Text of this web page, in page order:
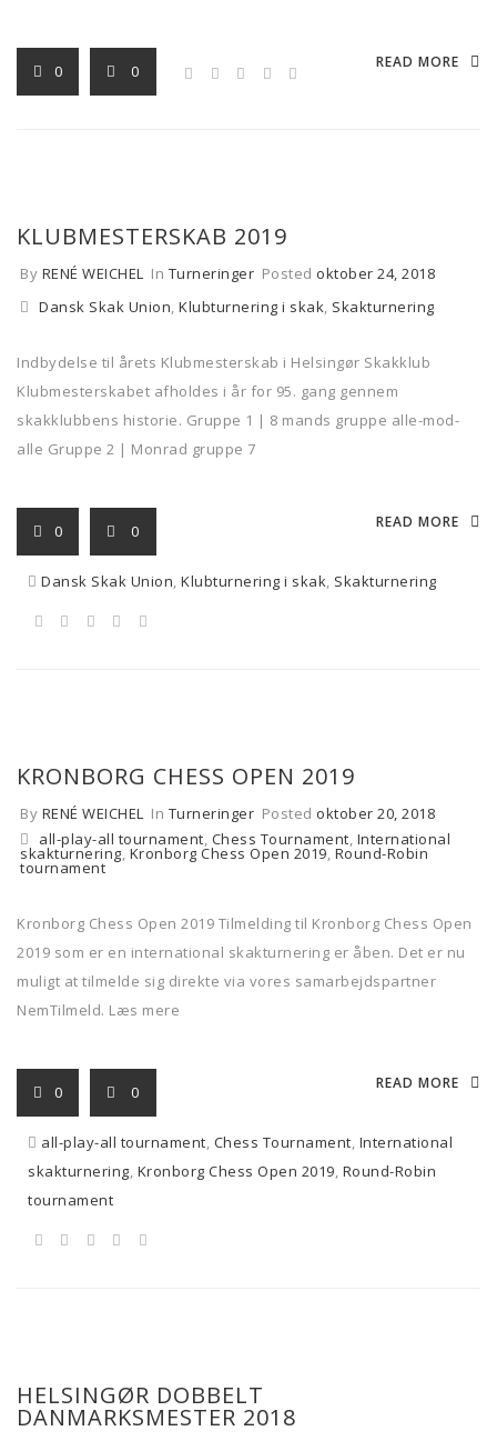
READ MORE
0 0
KLUBMESTERSKAB 2019
By RENÉ WEICHEL In Turneringer Posted oktober 24, 2018
Dansk Skak Union, Klubturnering i skak, Skakturnering
Indbydelse til årets Klubmesterskab i Helsingør Skakklub
Klubmesterskabet afholdes i år for 95. gang gennem
skakklubbens historie. Gruppe 1 | 8 mands gruppe alle-mod-
alle Gruppe 2 | Monrad gruppe 7
READ MORE
0 0
Dansk Skak Union, Klubturnering i skak, Skakturnering
KRONBORG CHESS OPEN 2019
By RENÉ WEICHEL In Turneringer Posted oktober 20, 2018
all-play-all tournament, Chess Tournament, International
skakturnering, Kronborg Chess Open 2019, Round-Robin
tournament
Kronborg Chess Open 2019 Tilmelding til Kronborg Chess Open
2019 som er en international skakturnering er åben. Det er nu
muligt at tilmelde sig direkte via vores samarbejdspartner
NemTilmeld. Læs mere
READ MORE
0 0
all-play-all tournament, Chess Tournament, International
skakturnering, Kronborg Chess Open 2019, Round-Robin
tournament
HELSINGØR DOBBELT
DANMARKSMESTER 2018